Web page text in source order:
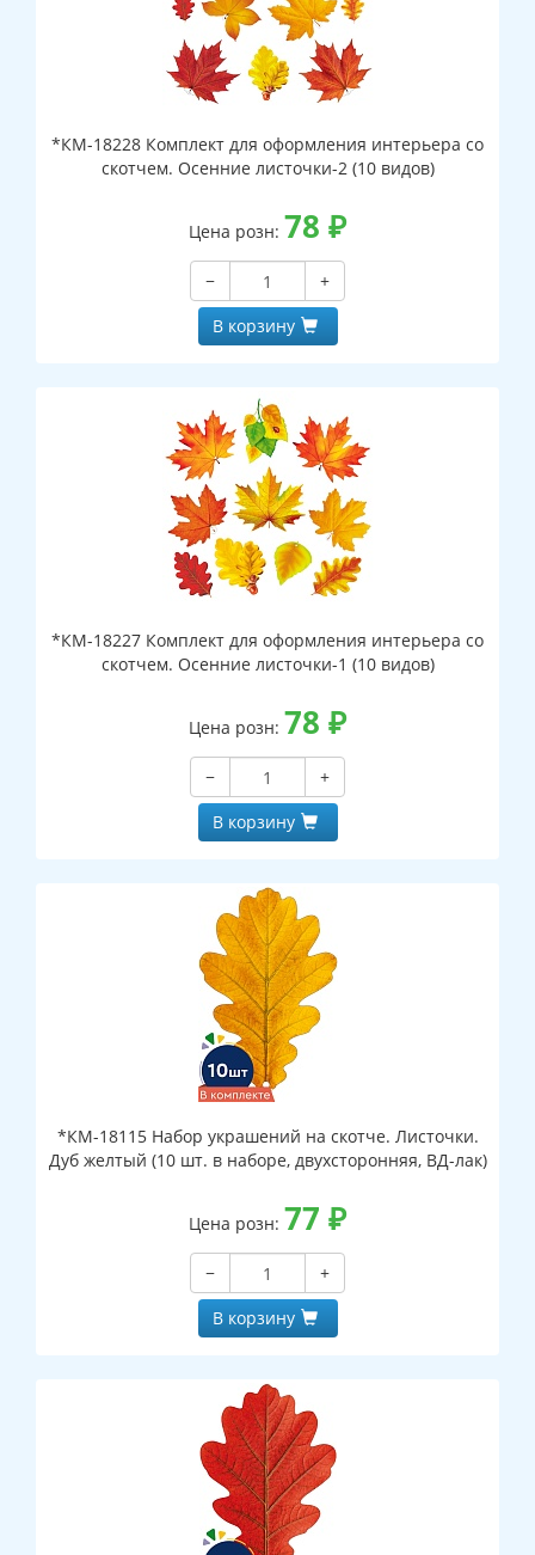
*КМ-18228 Комплект для оформления интерьера со
скотчем. Осенние листочки-2 (10 видов)
Цена розн: 78 ₽
−
+
В корзину
*КМ-18227 Комплект для оформления интерьера со
скотчем. Осенние листочки-1 (10 видов)
Цена розн: 78 ₽
−
+
В корзину
*КМ-18115 Набор украшений на скотче. Листочки.
Дуб желтый (10 шт. в наборе, двухсторонняя, ВД-лак)
Цена розн: 77 ₽
−
+
В корзину